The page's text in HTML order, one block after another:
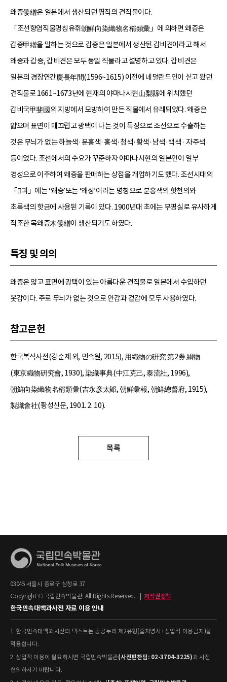
왜증倭繒은 일본에서 생산되던 평직의 견직물이다.
「조선향염직물명칭유휘朝鮮向染織物名稱類彙」에 의하면 왜증은
갑증甲繒을 말하는 것으로 갑증은 일본에서 생산된 갑비견이라고 해서
왜증과 갑증, 갑비견은 모두 동일 직물라고 설명하고 있다. 갑비견은
일본의 경장연간慶長年間(1596~1615) 이전에 네덜란드인이 싣고 왔던
견직물로 1661~1673년에 현재의 야마나시현山梨縣에 위치했던
갑비국甲斐國의 지방에서 모방하여 만든 직물에서 유래되었다. 왜증은
얇으며 표면이 매끄럽고 광택이 나는 것이 특징으로 조선으로 수출하는
것은 무늬가 없는 하늘색·분홍색·홍색·청색·황색·남색·백색· 자주색
등이었다. 조선에서의 수요가 꾸준하자 야마나시현의 일본인이 일부
경성으로 이주하여 왜증을 판매하는 상점을 개업하기도 했다. 조선시대의
「긔」에는 ‘왜승’또는 ‘왜징’이라는 명칭으로 분홍색의 핫천의와
초록색의 핫금에 사용된 기록이 있다. 1900년대 초에는 무명실로 유사하게
직조한 목왜증木倭繒이 생산되기도 하였다.
특징 및 의의
왜증은 얇고 표면에 광택이 있는 아름다운 견직물로 일본에서 수입하던
옷감이다. 주로 무늬가 없는 것으로 안감과 겉감에 모두 사용하였다.
참고문헌
한국복식사전(강순제 외, 민속원, 2015), 用織物の硏究 第2券 絹物
(東京織物硏究會, 1930), 染織事典(中江克己, 泰流社, 1996),
朝鮮向染織物名稱類彙(吉永彦太郞, 朝鮮彙報, 朝鮮總督府, 1915),
製織會社(황성신문, 1901. 2. 10).
목록
03045 서울시 종로구 삼청로 37
Copyright © 국립민속박물관. All Rights Reserved.
저작권정책
한국민속대백과사전 자료 이용 안내
1. 한국민속대백과사전의 텍스트는 공공누리 제2유형(출처명시+상업적 이용금지)을
적용합니다.
2. 상업적 이용이 필요하시면 국립민속박물관(사전편찬팀: 02-3704-3225)과 사전
협의하시기 바랍니다.